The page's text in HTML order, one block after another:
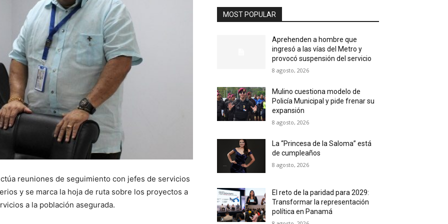
reuniones de seguimiento con jefes de servicios
y se marca la hoja de ruta sobre los proyectos a
a la población asegurada.
MOST POPULAR
Aprehenden a hombre que
ingresó a las vías del Metro y
provocó suspensión del servicio
8 agosto, 2026
Mulino cuestiona modelo de
Policía Municipal y pide frenar su
expansión
8 agosto, 2026
La “Princesa de la Saloma” está
de cumpleaños
8 agosto, 2026
El reto de la paridad para 2029:
Transformar la representación
política en Panamá